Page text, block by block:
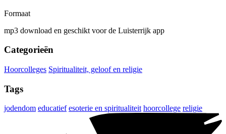
Formaat
mp3 download en geschikt voor de Luisterrijk app
Categorieën
Hoorcolleges Spiritualiteit, geloof en religie
Tags
jodendom educatief esoterie en spiritualiteit hoorcollege religie